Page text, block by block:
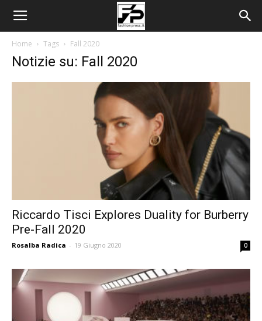
Home Tags Fall 2020
Notizie su: Fall 2020
Riccardo Tisci Explores Duality for Burberry
Pre-Fall 2020
Rosalba Radica - 19 Giugno 2020 0